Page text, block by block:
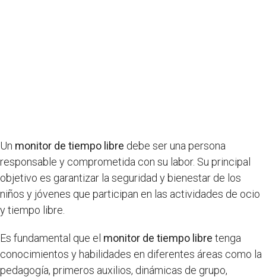
Un monitor de tiempo libre debe ser una persona
responsable y comprometida con su labor. Su principal
objetivo es garantizar la seguridad y bienestar de los
niños y jóvenes que participan en las actividades de ocio
y tiempo libre.
Es fundamental que el monitor de tiempo libre tenga
conocimientos y habilidades en diferentes áreas como la
pedagogía, primeros auxilios, dinámicas de grupo,